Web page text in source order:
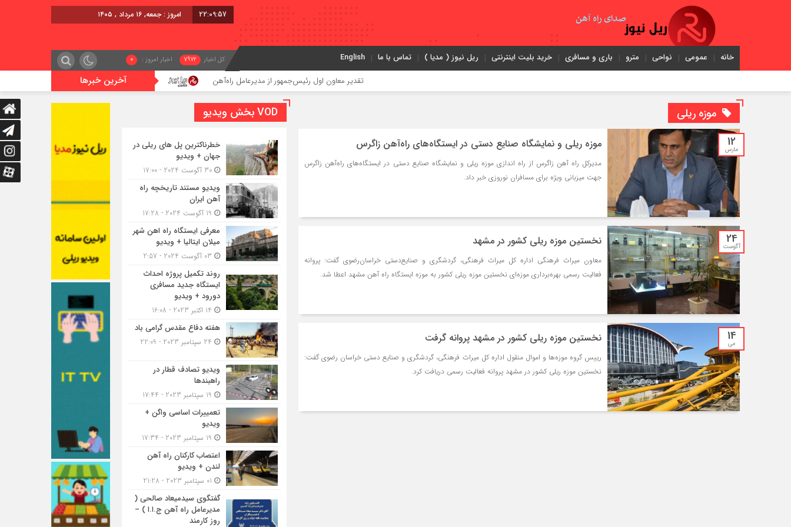
22:09:57 امروز : جمعه, ۱۶ مرداد , ۱۴۰۵
خانه عمومی نواحی مترو باری و مسافری خرید بلیت اینترنتی ریل نیوز ( مدیا ) تماس با ما English کل اخبار 7972 اخبار امروز : 0
آخرین خبرها تقدیر معاون اول رئیس‌جمهور از مدیرعامل راه‌آهن اعزام قطار فوق‌العاده کرمان – خرمشهر
موزه ریلی
12
مارس موزه ریلی و نمایشگاه صنایع دستی در ایستگاه‌های راه‌آهن زاگرس
مدیرکل راه آهن زاگرس از راه اندازی موزه ریلی و نمایشگاه صنایع دستی در ایستگاه‌های راه‌آهن زاگرس
جهت میزبانی ویژه برای مسافران نوروزی خبر داد.
24
آگوست نخستین موزه ریلی کشور در مشهد
معاون میراث‌ فرهنگی اداره کل میراث‌ فرهنگی، گردشگری و صنایع‌دستی خراسان‌رضوی گفت: پروانه
فعالیت رسمی بهره‌برداری موزه‌ای نخستین موزه ریلی کشور به موزه ایستگاه راه آهن مشهد اعطا شد.
14
می نخستین موزه ریلی کشور در مشهد پروانه گرفت
رییس گروه موزه‌ها و اموال منقول اداره کل میراث فرهنگی، گردشگری و صنایع دستی خراسان رضوی گفت:
نخستین موزه ریلی کشور در مشهد پروانه فعالیت رسمی دریافت کرد.
VOD بخش ویدیو
خطرناکترین پل های ریلی در
جهان + ویدیو
ویدیو مستند تاریخچه راه
آهن ایران
معرفی ایستگاه راه اهن شهر
میلان ایتالیا + ویدیو
روند تکمیل پروژه احداث
ایستگاه جدید مسافری
دورود + ویدیو
هفته دفاع مقدس گرامی باد
ویدیو تصادف قطار در
راهبندها
تعمییرات اساسی واگن +
ویدیو
اعتصاب کارکنان راه آهن
لندن + ویدیو
گفتگوی سیدمیعاد صالحی (
مدیرعامل راه آهن ج.ا.ا ) –
روز کارمند